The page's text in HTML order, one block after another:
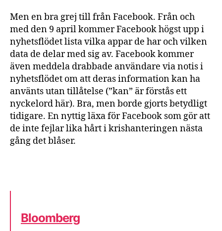
Men en bra grej till från Facebook. Från och
med den 9 april kommer Facebook högst upp i
nyhetsflödet lista vilka appar de har och vilken
data de delar med sig av. Facebook kommer
även meddela drabbade användare via notis i
nyhetsflödet om att deras information kan ha
använts utan tillåtelse (”kan” är förstås ett
nyckelord här). Bra, men borde gjorts betydligt
tidigare. En nyttig läxa för Facebook som gör att
de inte fejlar lika hårt i krishanteringen nästa
gång det blåser.
Bloomberg